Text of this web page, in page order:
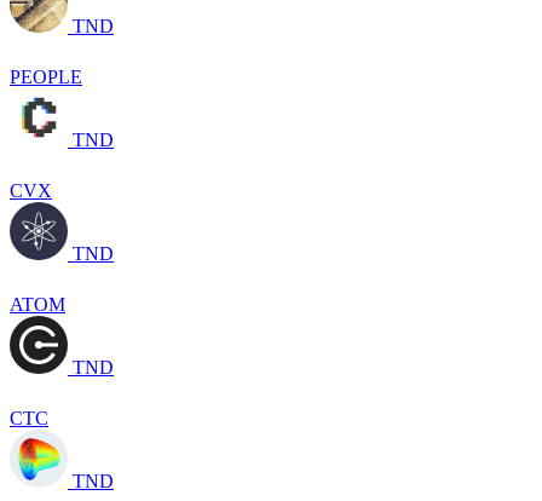
TND
PEOPLE
TND
CVX
TND
ATOM
TND
CTC
TND